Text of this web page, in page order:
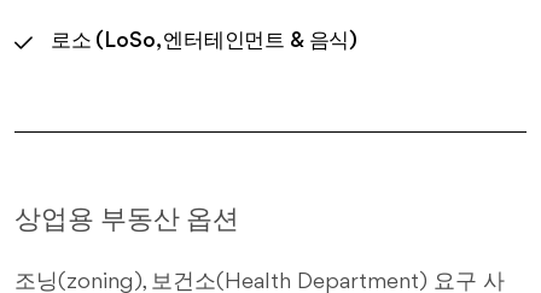
로소 (LoSo, 엔터테인먼트 & 음식)
상업용 부동산 옵션
조닝(zoning), 보건소(Health Department) 요구 사